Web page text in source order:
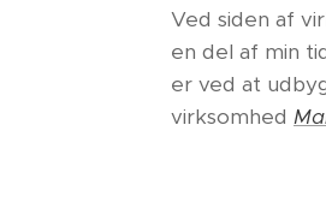
Ved siden af
en del af min
er ved at
virksomhed